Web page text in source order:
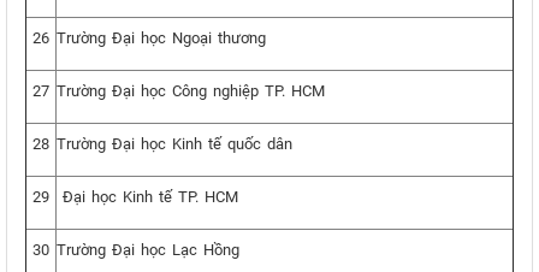
26 Trường Đại học Ngoại thương
27 Trường Đại học Công nghiệp TP. HCM
28 Trường Đại học Kinh tế quốc dân
29 Đại học Kinh tế TP. HCM
30 Trường Đại học Lạc Hồng